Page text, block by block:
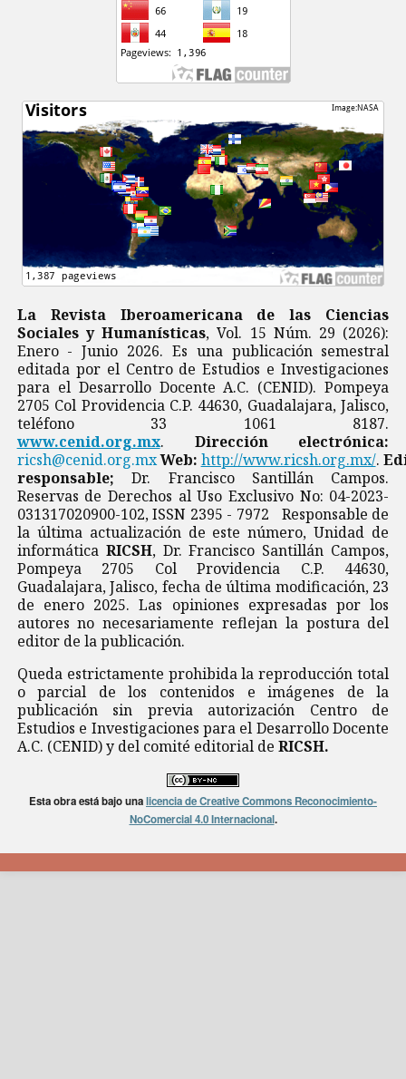
La Revista Iberoamericana de las Ciencias
Sociales y Humanísticas, Vol. 15 Núm. 29 (2026):
Enero - Junio 2026. Es una publicación semestral
editada por el Centro de Estudios e Investigaciones
para el Desarrollo Docente A.C. (CENID). Pompeya
2705 Col Providencia C.P. 44630, Guadalajara, Jalisco,
teléfono 33 1061 8187.
www.cenid.org.mx. Dirección electrónica:
ricsh@cenid.org.mxWeb: http://www.ricsh.org.mx/.
responsable; Dr. Francisco Santillán Campos.
Reservas de Derechos al Uso Exclusivo No: 04-2023-
031317020900-102, ISSN 2395 - 7972 Responsable de
la última actualización de este número, Unidad de
informática RICSH, Dr. Francisco Santillán Campos,
Pompeya 2705 Col Providencia C.P. 44630,
Guadalajara, Jalisco, fecha de última modificación, 23
de enero 2025. Las opiniones expresadas por los
autores no necesariamente reflejan la postura del
editor de la publicación.
Queda estrictamente prohibida la reproducción total
o parcial de los contenidos e imágenes de la
publicación sin previa autorización Centro de
Estudios e Investigaciones para el Desarrollo Docente
A.C. (CENID) y del comité editorial de RICSH.
Esta obra está bajo unalicencia de Creative Commons Reconocimiento-
NoComercial 4.0 Internacional.